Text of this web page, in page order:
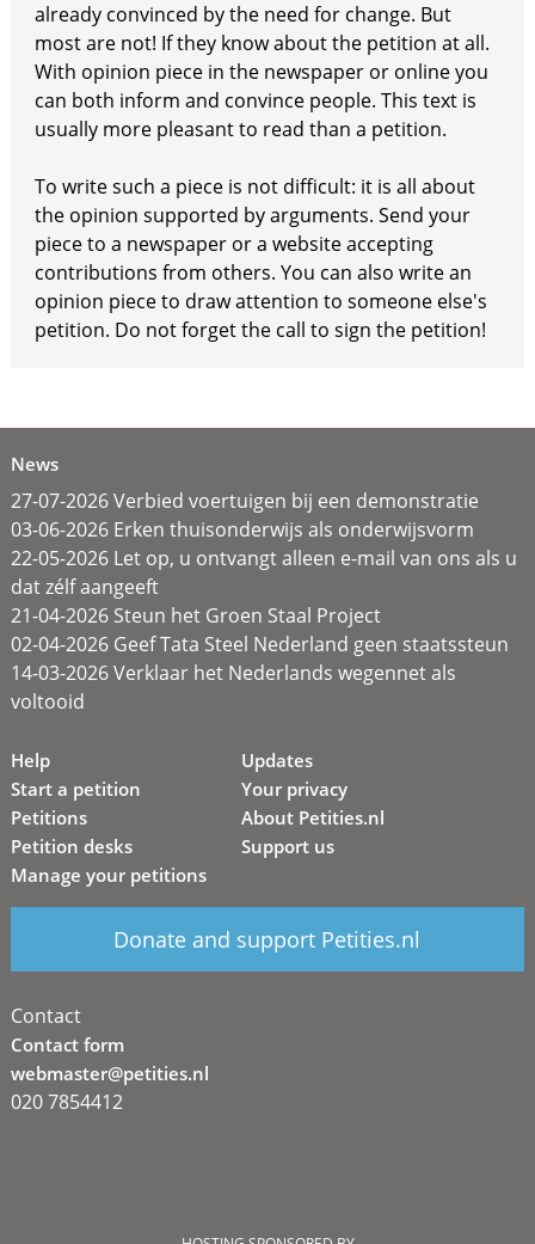
already convinced by the need for change. But
most are not! If they know about the petition at all.
With opinion piece in the newspaper or online you
can both inform and convince people. This text is
usually more pleasant to read than a petition.
To write such a piece is not difficult: it is all about
the opinion supported by arguments. Send your
piece to a newspaper or a website accepting
contributions from others. You can also write an
opinion piece to draw attention to someone else's
petition. Do not forget the call to sign the petition!
News
27-07-2026 Verbied voertuigen bij een demonstratie
03-06-2026 Erken thuisonderwijs als onderwijsvorm
22-05-2026 Let op, u ontvangt alleen e-mail van ons als u
dat zélf aangeeft
21-04-2026 Steun het Groen Staal Project
02-04-2026 Geef Tata Steel Nederland geen staatssteun
14-03-2026 Verklaar het Nederlands wegennet als
voltooid
Help
Start a petition
Petitions
Petition desks
Manage your petitions
Updates
Your privacy
About Petities.nl
Support us
Donate and support Petities.nl
Contact
Contact form
webmaster@petities.nl
020 7854412